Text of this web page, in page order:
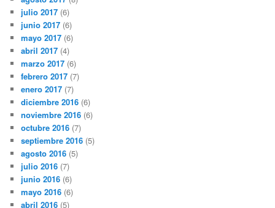
julio 2017 (6)
junio 2017 (6)
mayo 2017 (6)
abril 2017 (4)
marzo 2017 (6)
febrero 2017 (7)
enero 2017 (7)
diciembre 2016 (6)
noviembre 2016 (6)
octubre 2016 (7)
septiembre 2016 (5)
agosto 2016 (5)
julio 2016 (7)
junio 2016 (6)
mayo 2016 (6)
abril 2016 (5)